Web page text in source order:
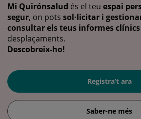
Mi Quirónsalud és el teu espai
segur, on pots sol·licitar i
consultar els teus informes clínics
desplaçaments.
Descobreix-ho!
Registra’t ara
Saber-ne més